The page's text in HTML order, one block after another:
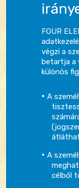
FOUR
végzi a
betartja a
különös
A
A
célból